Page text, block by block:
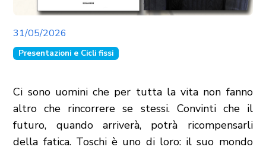
31/05/2026
Presentazioni e Cicli fissi
Ci sono uomini che per tutta la vita non fanno
altro che rincorrere se stessi. Convinti che il
futuro, quando arriverà, potrà ricompensarli
della fatica. Toschi è uno di loro: il suo mondo